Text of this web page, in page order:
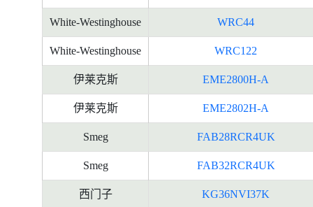
White-Westinghouse WRC44
White-Westinghouse WRC122
伊莱克斯 EME2800H-A
伊莱克斯 EME2802H-A
Smeg FAB28RCR4UK
Smeg FAB32RCR4UK
西门子 KG36NVI37K